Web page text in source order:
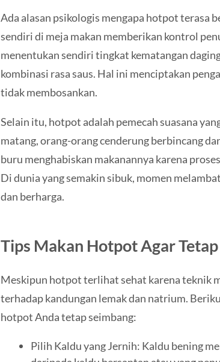
Ada alasan psikologis mengapa hotpot terasa
sendiri di meja makan memberikan kontrol
menentukan sendiri tingkat kematangan
kombinasi rasa saus. Hal ini menciptakan
tidak membosankan.
Selain itu, hotpot adalah pemecah suasana
matang, orang-orang cenderung berbincang
buru menghabiskan makanannya karena
Di dunia yang semakin sibuk, momen
dan berharga.
Tips Makan Hotpot Agar
Meskipun hotpot terlihat sehat karena teknik
terhadap kandungan lemak dan natrium.
hotpot Anda tetap seimbang:
Pilih Kaldu yang Jernih: Kaldu bening